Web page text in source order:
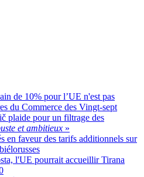
de 10% pour l’UE n'est pas
du Commerce des Vingt-sept
plaide pour un filtrage des
et ambitieux »
en faveur des tarifs additionnels sur
l'UE pourrait accueillir Tirana